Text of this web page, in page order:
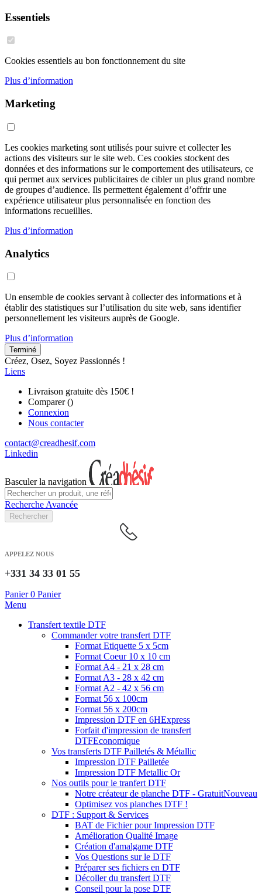
Essentiels
Cookies essentiels au bon fonctionnement du site
Plus d’information
Marketing
Les cookies marketing sont utilisés pour suivre et collecter les
actions des visiteurs sur le site web. Ces cookies stockent des
données et des informations sur le comportement des utilisateurs, ce
qui permet aux services publicitaires de cibler un plus grand nombre
de groupes d’audience. Ils permettent également d’offrir une
expérience utilisateur plus personnalisée en fonction des
informations recueillies.
Plus d’information
Analytics
Un ensemble de cookies servant à collecter des informations et à
établir des statistiques sur l’utilisation du site web, sans identifier
personnellement les visiteurs auprès de Google.
Plus d’information
Terminé
Créez, Osez, Soyez Passionnés !
Liens
Livraison gratuite dès 150€ !
Comparer ()
Connexion
Nous contacter
contact@creadhesif.com
Linkedin
Basculer la navigation
Recherche Avancée
Rechercher
APPELEZ NOUS
+331 34 33 01 55
Panier 0 Panier
Menu
Transfert textile DTF
Commander votre transfert DTF
Format Etiquette 5 x 5cm
Format Coeur 10 x 10 cm
Format A4 - 21 x 28 cm
Format A3 - 28 x 42 cm
Format A2 - 42 x 56 cm
Format 56 x 100cm
Format 56 x 200cm
Impression DTF en 6HExpress
Forfait d'impression de transfert
DTFEconomique
Vos transferts DTF Pailletés & Métallic
Impression DTF Pailletée
Impression DTF Metallic Or
Nos outils pour le tranfert DTF
Notre créateur de planche DTF - GratuitNouveau
Optimisez vos planches DTF !
DTF : Support & Services
BAT de Fichier pour Impression DTF
Amélioration Qualité Image
Création d'amalgame DTF
Vos Questions sur le DTF
Préparer ses fichiers en DTF
Décoller du transfert DTF
Conseil pour la pose DTF